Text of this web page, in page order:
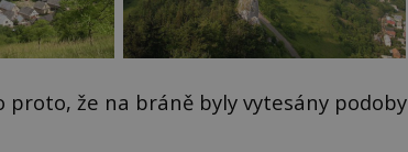
proto, že na bráně byly vytesány podoby